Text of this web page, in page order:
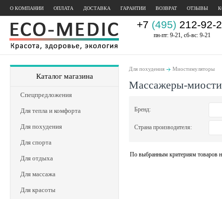
О КОМПАНИИ ОПЛАТА ДОСТАВКА ГАРАНТИИ ВОЗВРАТ ОТЗЫВЫ
+7 (495) 212-92-
пн-пт: 9-21, сб-вс: 9-21
Каталог магазина
Спецпредложения
Для тепла и комфорта
Для похудения
Для спорта
Для отдыха
Для массажа
Для красоты
Для похудения Миостимуляторы
Массажеры-
Бренд:
Страна производителя:
По выбранным критериям товаров